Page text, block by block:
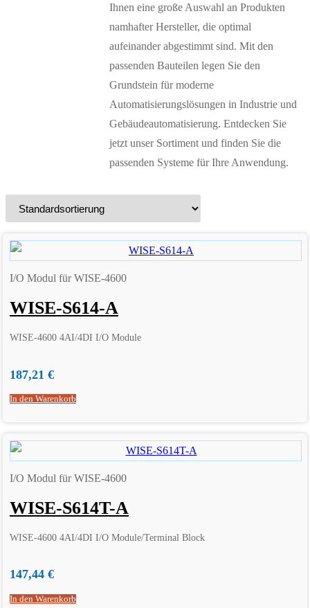
Ihnen eine große Auswahl an Produkten
namhafter Hersteller, die optimal
aufeinander abgestimmt sind. Mit den
passenden Bauteilen legen Sie den
Grundstein für moderne
Automatisierungslösungen in Industrie und
Gebäudeautomatisierung. Entdecken Sie
jetzt unser Sortiment und finden Sie die
passenden Systeme für Ihre Anwendung.
I/O Modul für WISE-4600
WISE-S614-A
WISE-4600 4AI/4DI I/O Module
187,21 €
In den Warenkorb
I/O Modul für WISE-4600
WISE-S614T-A
WISE-4600 4AI/4DI I/O Module/Terminal Block
147,44 €
In den Warenkorb